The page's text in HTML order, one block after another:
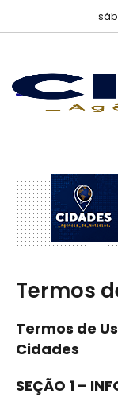
Termos
Termos de
Cidades
SEÇÃO 1 –